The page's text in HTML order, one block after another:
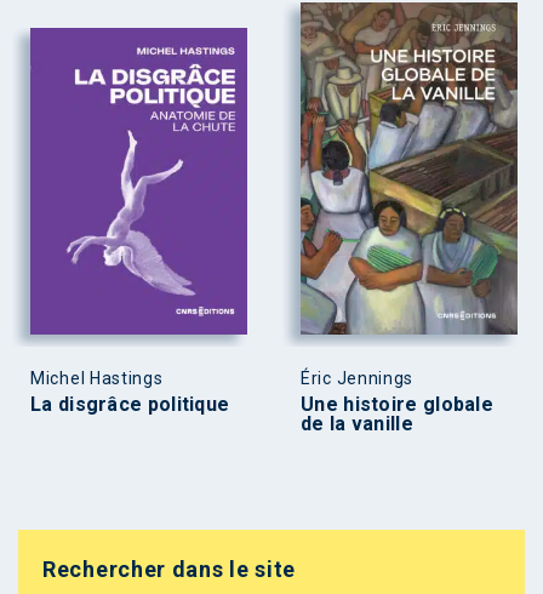
Michel Hastings
La disgrâce politique
Éric Jennings
Une histoire globale
de la vanille
Rechercher dans le site